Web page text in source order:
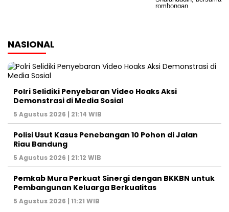
NASIONAL
Polri Selidiki Penyebaran Video Hoaks Aksi
Demonstrasi di Media Sosial
5 Agustus 2026 | 21:14 WIB
Polisi Usut Kasus Penebangan 10 Pohon di Jalan
Riau Bandung
5 Agustus 2026 | 21:12 WIB
Pemkab Mura Perkuat Sinergi dengan BKKBN untuk
Pembangunan Keluarga Berkualitas
5 Agustus 2026 | 11:21 WIB